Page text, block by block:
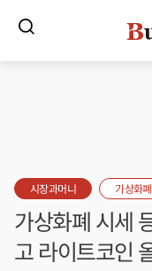
시장과머니 가상화폐
가상화폐 시세
고 라이트코인